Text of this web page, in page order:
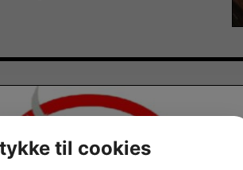
til cookies